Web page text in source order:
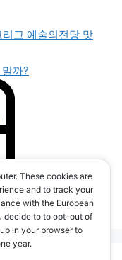
고 예술의전당 맛
까?
These cookies are
and to track your
with the European
decide to to opt-out of
in your browser to
year.